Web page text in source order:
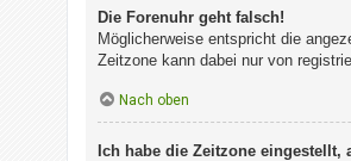
Die Forenuhr geht falsch!
Möglicherweise entspricht die
Zeitzone kann dabei nur von
Nach oben
Ich habe die Zeitzone eingestellt,